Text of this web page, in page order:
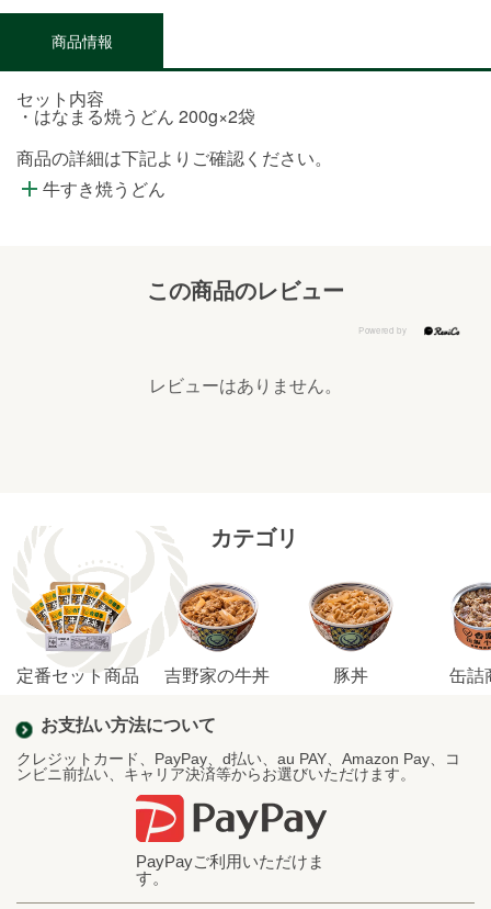
商品情報
セット内容
・はなまる焼うどん 200g×2袋
商品の詳細は下記よりご確認ください。
牛すき焼うどん
この商品のレビュー
レビューはありません。
カテゴリ
定番セット商品 吉野家の牛丼 豚丼 缶詰
お支払い方法について
クレジットカード、PayPay、d払い、au PAY、Amazon Pay、コ
ンビニ前払い、キャリア決済等からお選びいただけます。
PayPayご利用いただけま
す。